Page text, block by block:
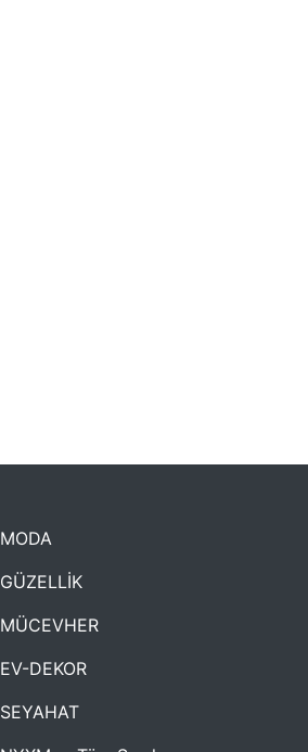
MODA
GÜZELLİK
MÜCEVHER
EV-DEKOR
SEYAHAT